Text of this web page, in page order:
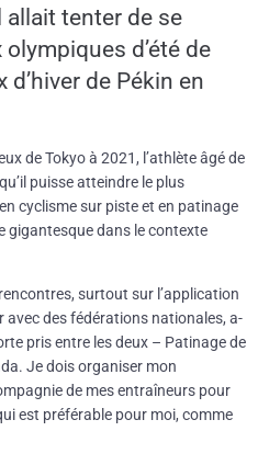
allait tenter de se
d’été de
de Pékin en
de Tokyo à 2021, l’athlète âgé de
puisse atteindre le plus
cyclisme sur piste et en patinage
gigantesque dans le contexte
surtout sur l’application
avec des fédérations nationales, a-
pris entre les deux – Patinage de
Je dois organiser mon
de mes entraîneurs pour
est préférable pour moi, comme